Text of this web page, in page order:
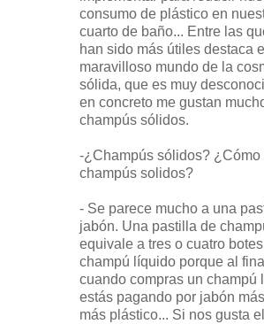
consumo de plástico en
cuarto de baño... Entre las
han sido más útiles destaca el
maravilloso mundo de la
sólida, que es muy
en concreto me gustan
champús sólidos.
-¿Champús sólidos? ¿Cómo
champús solidos?
- Se parece mucho a una
jabón. Una pastilla de
equivale a tres o cuatro
champú líquido porque al final
cuando compras un champú
estás pagando por jabón
más plástico... Si nos gusta